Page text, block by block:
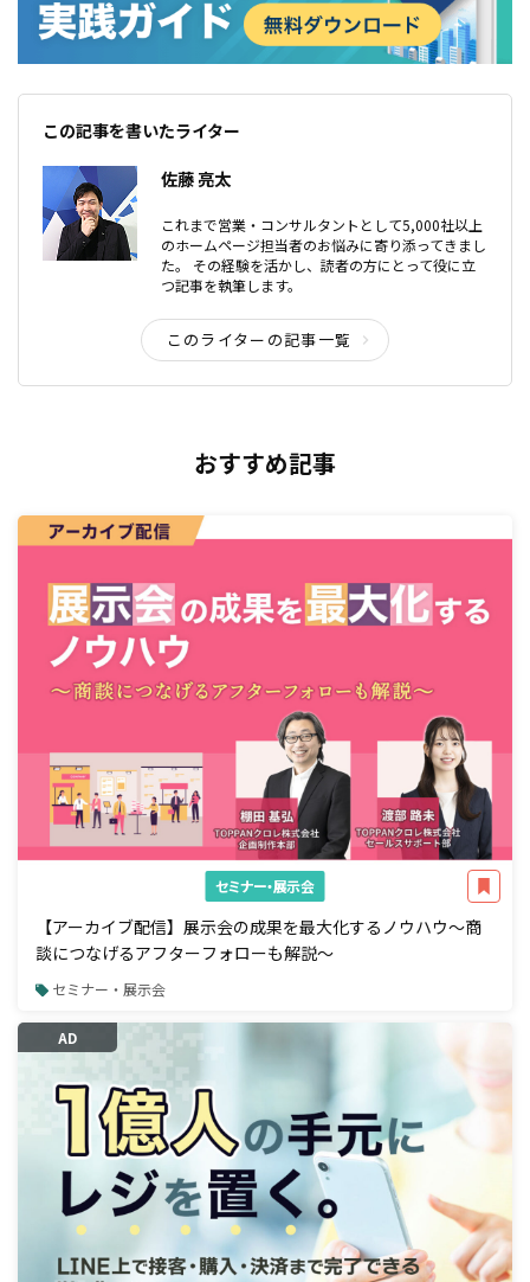
この記事を書いたライター
佐藤 亮太
これまで営業・コンサルタントとして5,000社以上
のホームページ担当者のお悩みに寄り添ってきまし
た。 その経験を活かし、読者の方にとって役に立
つ記事を執筆します。
このライターの記事一覧
おすすめ記事
セミナー・展示会
【アーカイブ配信】展示会の成果を最大化するノウハウ～商
談につなげるアフターフォローも解説～
セミナー・展示会
AD